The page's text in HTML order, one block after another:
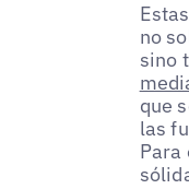
no
sino
que
las
Para